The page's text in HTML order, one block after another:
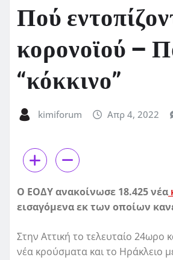
Πού
κορονοϊού –
“κόκκινο”
kimiforum Απρ 4, 2022
Ο ΕΟΔΥ ανακοίνωσε 18.425 νέα
εισαγόμενα εκ των οποίων
Στην Αττική το τελευταίο
νέα κρούσματα και το Ηράκλειο